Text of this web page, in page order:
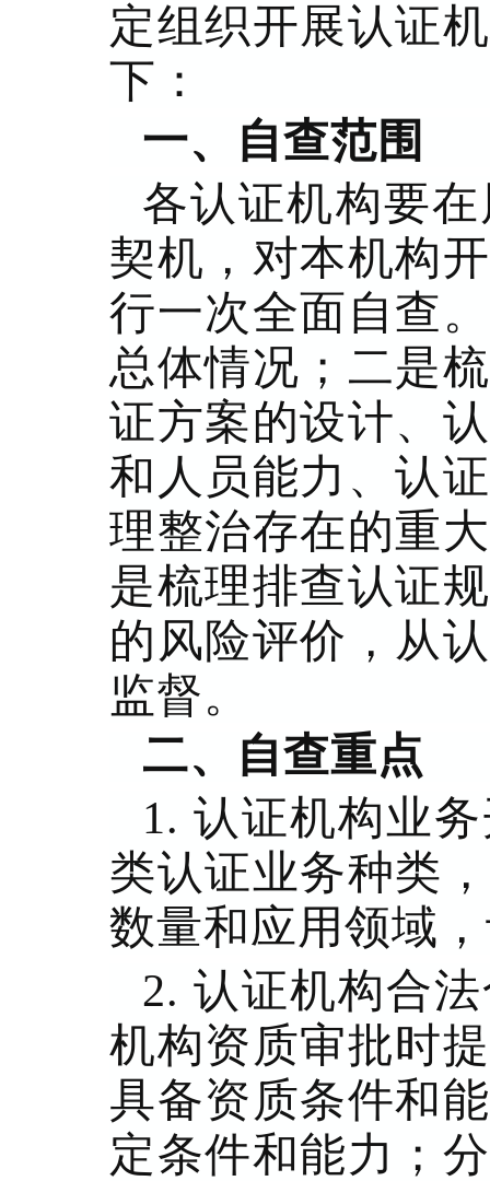
定组织开展认证
下：
一、自查范围
各认证机构要
契机，对本机构
行一次全面自查
总体情况；二是
证方案的设计、
和人员能力、认
理整治存在的重
是梳理排查认证
的风险评价，从
监督。
二、自查重点
1. 认证机构业
类认证业务种类
数量和应用领域
2. 认证机构合
机构资质审批时
具备资质条件和
定条件和能力；